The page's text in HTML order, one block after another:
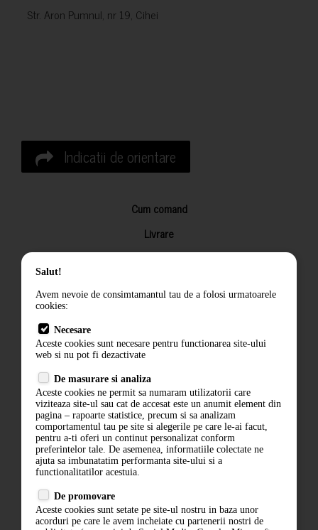
Str. Aron Pumnul, nr 19, Cihei
Indicatii de orientare
Cum comand
Livrare
Returnarea produselor
Termeni si conditii
Politica de confidentialitate
ANPC
ABONARE LA NEWSLETTER
Salut!
Avem nevoie de consimtamantul tau de a folosi urmatoarele
cookies:
Necesare
Aceste cookies sunt necesare pentru functionarea site-ului
web si nu pot fi dezactivate
De masurare si analiza
Aceste cookies ne permit sa numaram utilizatorii care
viziteaza site-ul sau cat de accesat este un anumit element din
pagina – rapoarte statistice, precum si sa analizam
comportamentul tau pe site si alegerile pe care le-ai facut,
pentru a-ti oferi un continut personalizat conform
preferintelor tale. De asemenea, informatiile colectate ne
ajuta sa imbunatatim performanta site-ului si a
functionalitatilor acestuia.
De promovare
Aceste cookies sunt setate pe site-ul nostru in baza unor
acorduri pe care le avem incheiate cu partenerii nostri de